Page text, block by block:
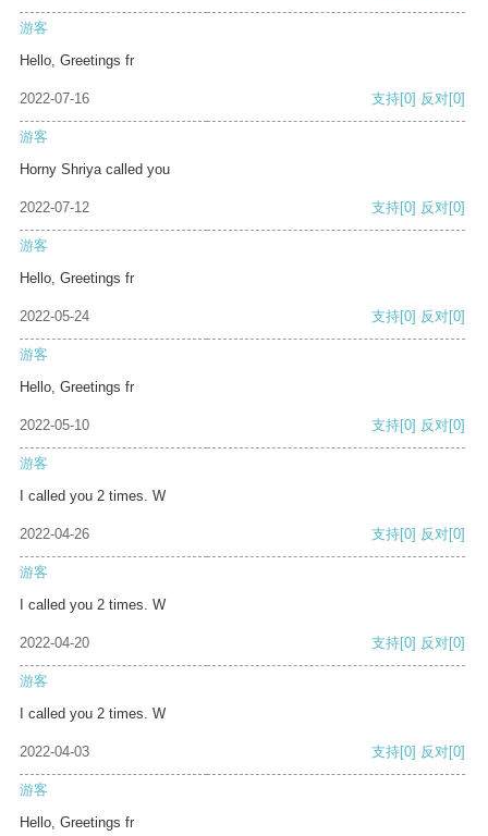
游客
Hello, Greetings fr
2022-07-16 支持[0] 反对[0]
游客
Horny Shriya called you
2022-07-12 支持[0] 反对[0]
游客
Hello, Greetings fr
2022-05-24 支持[0] 反对[0]
游客
Hello, Greetings fr
2022-05-10 支持[0] 反对[0]
游客
I called you 2 times. W
2022-04-26 支持[0] 反对[0]
游客
I called you 2 times. W
2022-04-20 支持[0] 反对[0]
游客
I called you 2 times. W
2022-04-03 支持[0] 反对[0]
游客
Hello, Greetings fr